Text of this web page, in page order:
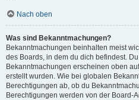
Nach oben
Was sind Bekanntmachungen?
Bekanntmachungen beinhalten meist
des Boards, in dem du dich befindest.
Bekanntmachungen erscheinen oben
erstellt wurden. Wie bei globalen
Berechtigungen ab, ob du
Berechtigungen werden von der Board-